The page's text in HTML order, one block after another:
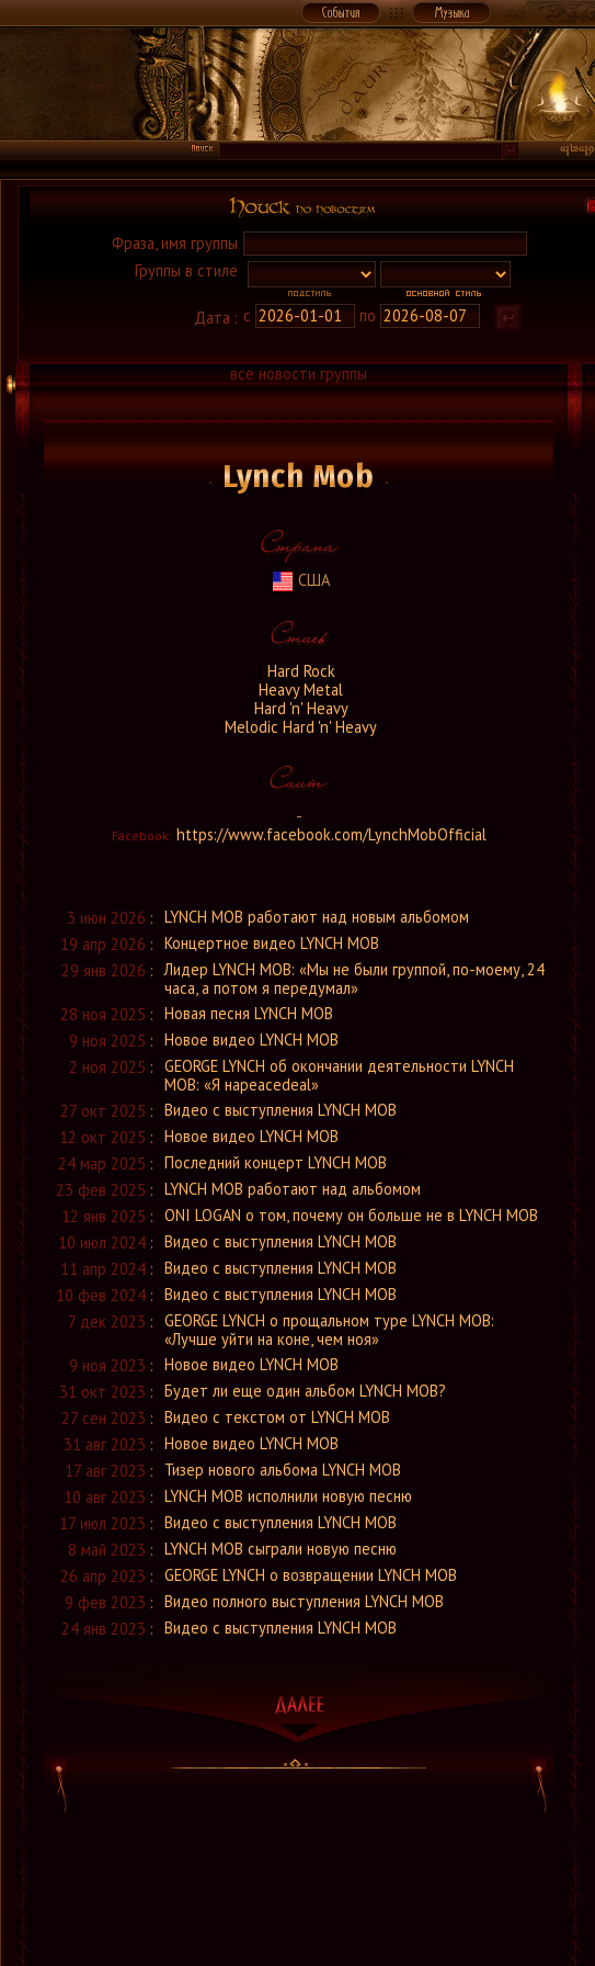
Фраза, имя группы
Группы в стиле
Дата : с по
все новости группы
Lynch Mob
США
Hard Rock
Heavy Metal
Hard 'n' Heavy
Melodic Hard 'n' Heavy
-
Facebook: https://www.facebook.com/LynchMobOfficial
3 июн 2026 : LYNCH MOB работают над новым альбомом
19 апр 2026 : Концертное видео LYNCH MOB
29 янв 2026 : Лидер LYNCH MOB: «Мы не были группой, по-моему, 24
часа, а потом я передумал»
28 ноя 2025 : Новая песня LYNCH MOB
9 ноя 2025 : Новое видео LYNCH MOB
2 ноя 2025 : GEORGE LYNCH об окончании деятельности LYNCH
MOB: «Я наpeacedeal»
27 окт 2025 : Видео с выступления LYNCH MOB
12 окт 2025 : Новое видео LYNCH MOB
24 мар 2025 : Последний концерт LYNCH MOB
23 фев 2025 : LYNCH MOB работают над альбомом
12 янв 2025 : ONI LOGAN о том, почему он больше не в LYNCH MOB
10 июл 2024 : Видео с выступления LYNCH MOB
11 апр 2024 : Видео с выступления LYNCH MOB
10 фев 2024 : Видео с выступления LYNCH MOB
7 дек 2023 : GEORGE LYNCH о прощальном туре LYNCH MOB:
«Лучше уйти на коне, чем ноя»
9 ноя 2023 : Новое видео LYNCH MOB
31 окт 2023 : Будет ли еще один альбом LYNCH MOB?
27 сен 2023 : Видео с текстом от LYNCH MOB
31 авг 2023 : Новое видео LYNCH MOB
17 авг 2023 :
Тизер нового альбома LYNCH MOB
10 авг 2023 : LYNCH MOB исполнили новую песню
17 июл 2023 : Видео с выступления LYNCH MOB
8 май 2023 : LYNCH MOB сыграли новую песню
26 апр 2023 : GEORGE LYNCH о возвращении LYNCH MOB
9 фев 2023 : Видео полного выступления LYNCH MOB
24 янв 2023 : Видео с выступления LYNCH MOB